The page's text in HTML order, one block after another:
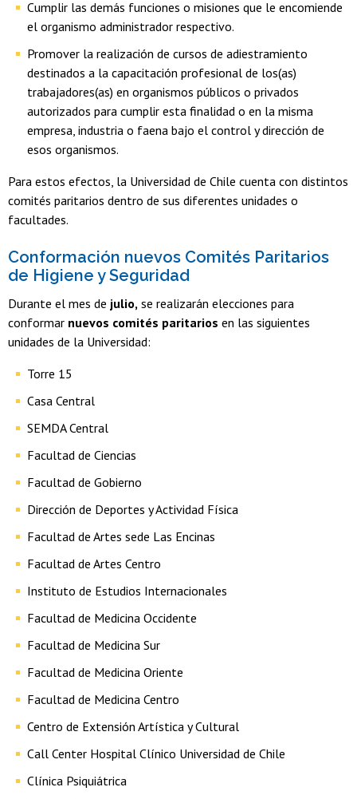
Cumplir las demás funciones o misiones que le encomiende
el organismo administrador respectivo.
Promover la realización de cursos de adiestramiento
destinados a la capacitación profesional de los(as)
trabajadores(as) en organismos públicos o privados
autorizados para cumplir esta finalidad o en la misma
empresa, industria o faena bajo el control y dirección de
esos organismos.
Para estos efectos, la Universidad de Chile cuenta con distintos
comités paritarios dentro de sus diferentes unidades o
facultades.
Conformación nuevos Comités Paritarios
de Higiene y Seguridad
Durante el mes de julio, se realizarán elecciones para
conformar nuevos comités paritarios en las siguientes
unidades de la Universidad:
Torre 15
Casa Central
SEMDA Central
Facultad de Ciencias
Facultad de Gobierno
Dirección de Deportes y Actividad Física
Facultad de Artes sede Las Encinas
Facultad de Artes Centro
Instituto de Estudios Internacionales
Facultad de Medicina Occidente
Facultad de Medicina Sur
Facultad de Medicina Oriente
Facultad de Medicina Centro
Centro de Extensión Artística y Cultural
Call Center Hospital Clínico Universidad de Chile
Clínica Psiquiátrica